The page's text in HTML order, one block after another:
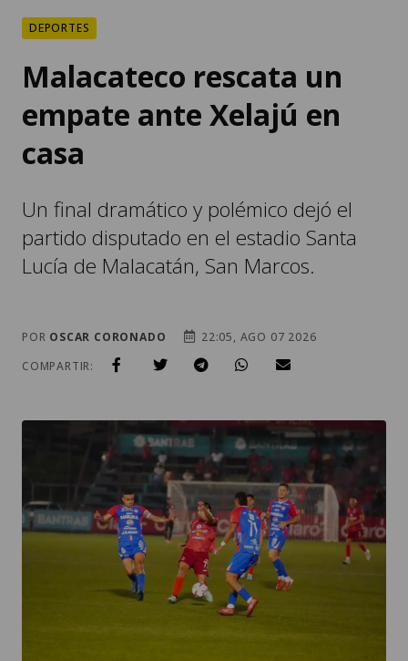
DEPORTES
Malacateco rescata un
empate ante Xelajú en
casa
Un final dramático y polémico dejó el
partido disputado en el estadio Santa
Lucía de Malacatán, San Marcos.
POR OSCAR CORONADO
22:05, AGO 07 2026
COMPARTIR: